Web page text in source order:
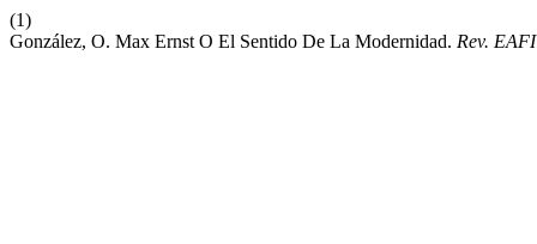
(1)
González, O. Max Ernst O El Sentido De La Modernidad. Rev.